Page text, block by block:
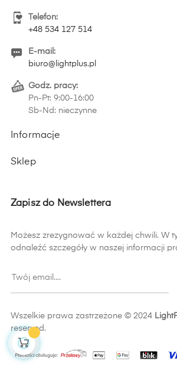
Telefon:
+48 534 127 514
E-mail:
biuro@lightplus.pl
Godz. pracy:
Pn-Pt: 9:00-16:00
Sb-Nd: nieczynne
Informacje
Sklep
Zapisz do Newslettera
Możesz zrezygnować w każdej chwili. W
odnaleźć szczegóły w naszej informacji
Wszelkie prawa zastrzeżone © 2024
reserved.